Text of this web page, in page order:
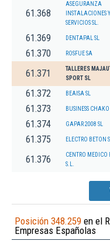
61.368
ASEGURANZA
INSTALACIONES Y
SERVICIOS SL.
61.369 DENTAPAL SL
61.370 ROSFUE SA
61.371
TALLERES
SPORT SL
61.372 BEAISA SL
61.373 BUSINESS CHAKO
61.374 GAPAR 2008 SL
61.375 ELECTRO BETON
61.376
CENTRO MEDICO
S.L.
Posición 348.259 en el
Empresas Españolas